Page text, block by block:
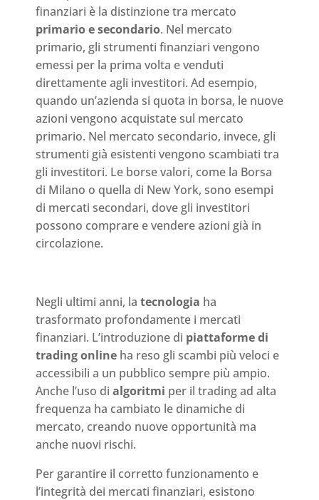
finanziari è la distinzione tra mercato
primario e secondario. Nel mercato
primario, gli strumenti finanziari vengono
emessi per la prima volta e venduti
direttamente agli investitori. Ad esempio,
quando un’azienda si quota in borsa, le nuove
azioni vengono acquistate sul mercato
primario. Nel mercato secondario, invece, gli
strumenti già esistenti vengono scambiati tra
gli investitori. Le borse valori, come la Borsa
di Milano o quella di New York, sono esempi
di mercati secondari, dove gli investitori
possono comprare e vendere azioni già in
circolazione.
Negli ultimi anni, la tecnologia ha
trasformato profondamente i mercati
finanziari. L’introduzione di piattaforme di
trading onlineha reso gli scambi più veloci e
accessibili a un pubblico sempre più ampio.
Anche l’uso di algoritmi per il trading ad alta
frequenza ha cambiato le dinamiche di
mercato, creando nuove opportunità ma
anche nuovi rischi.
Per garantire il corretto funzionamento e
l’integrità dei mercati finanziari, esistono